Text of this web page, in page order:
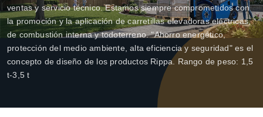
ventas y servicio técnico. Estamos siempre comprometidos con
la promoción y la aplicación de carretillas elevadoras eléctricas,
de combustión interna y todoterreno. "Ahorro energético,
protección del medio ambiente, alta eficiencia y seguridad" es el
concepto de diseño de los productos Rippa. Rango de peso: 1,5
t-3,5 t